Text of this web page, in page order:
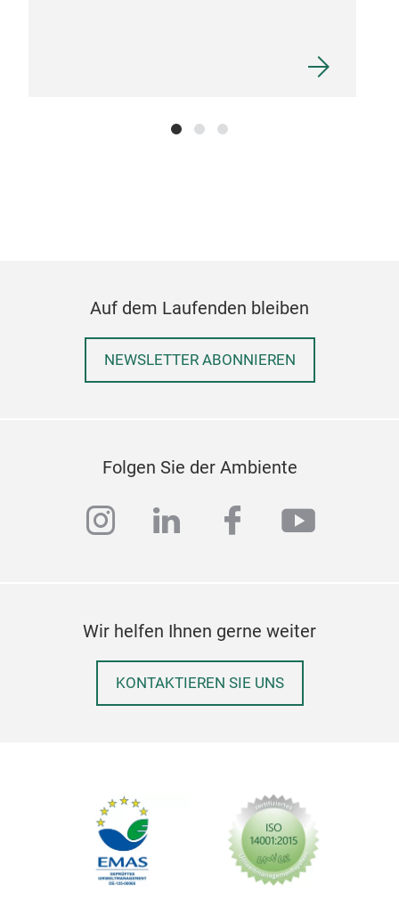
Auf dem Laufenden bleiben
NEWSLETTER ABONNIEREN
Folgen Sie der Ambiente
instagram
linkedinfacebook
Wir helfen Ihnen gerne weiter
KONTAKTIEREN SIE UNS